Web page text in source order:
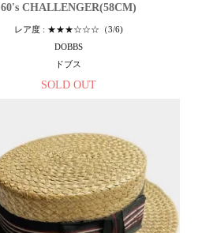
60's CHALLENGER(58CM)
レア度 : ★★★☆☆☆（3/6)
DOBBS
ドブス
SOLD OUT